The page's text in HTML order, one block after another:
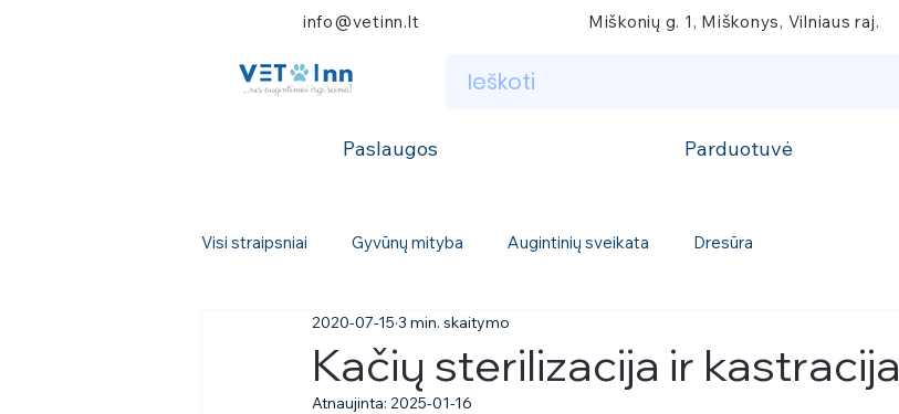
Paslaugos Parduotuvė
info@vetinn.lt Miškonių g. 1, Miškonys, Vilniaus raj.
Visi straipsniai Gyvūnų mityba Augintinių sveikata Dresūra
Kačių sterilizacija ir kastracija
2020-07-15 3 min. skaitymo
Atnaujinta: 2025-01-16